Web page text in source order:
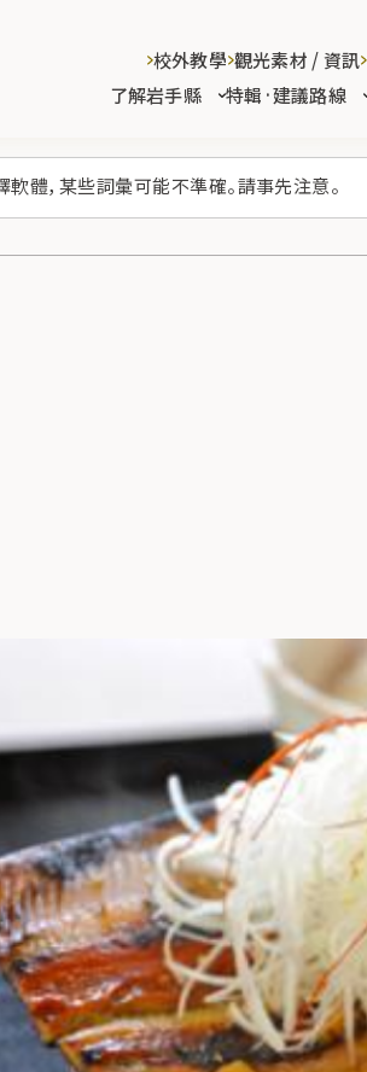
體，某些詞彙可能不準確。請事先注意。
了解岩手縣 特輯·建議路線
校外教學 觀光素材 / 資訊